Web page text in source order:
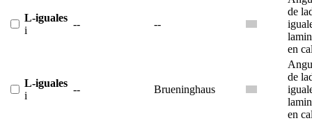
L-iguales
i
-- --
de
en
L-iguales
i
-- Brueninghaus
de
en